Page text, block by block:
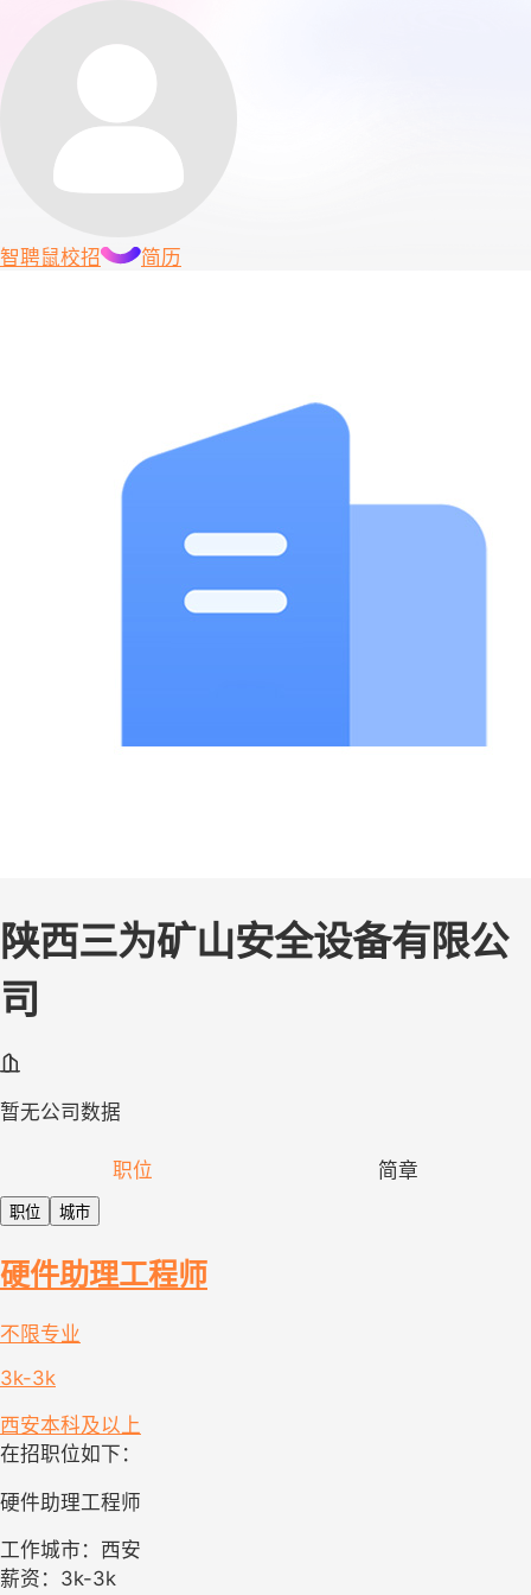
智聘鼠校招 简历
陕西三为矿山安全设备有限公
司
暂无公司数据
职位 简章
职位 城市
硬件助理工程师
不限专业
3k-3k
西安本科及以上
在招职位如下：
硬件助理工程师
工作城市：西安
薪资：3k-3k